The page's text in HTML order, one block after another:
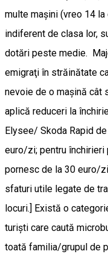
multe maşini (vreo 14
indiferent de clasa lor,
dotări peste medie.
emigraţi în străinătate
nevoie de o maşină cât
aplică reduceri la
Elysee/ Skoda Rapid
euro/zi; pentru
pornesc de la 30 euro/
sfaturi utile legate de
locuri.] Există o
turişti care caută
toată familia/grupul de